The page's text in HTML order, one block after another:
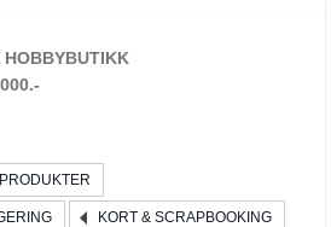
HOBBYBUTIKK
KORT & SCRAPBOOKING